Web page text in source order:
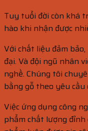
Tuy tuổi đời còn khá
hào khi nhận được
Với chất liệu đảm
đại. Và đội ngũ nhân
nghề. Chúng tôi
bằng gỗ theo yêu
Việc ứng dụng công
phẩm chất lượng đỉnh